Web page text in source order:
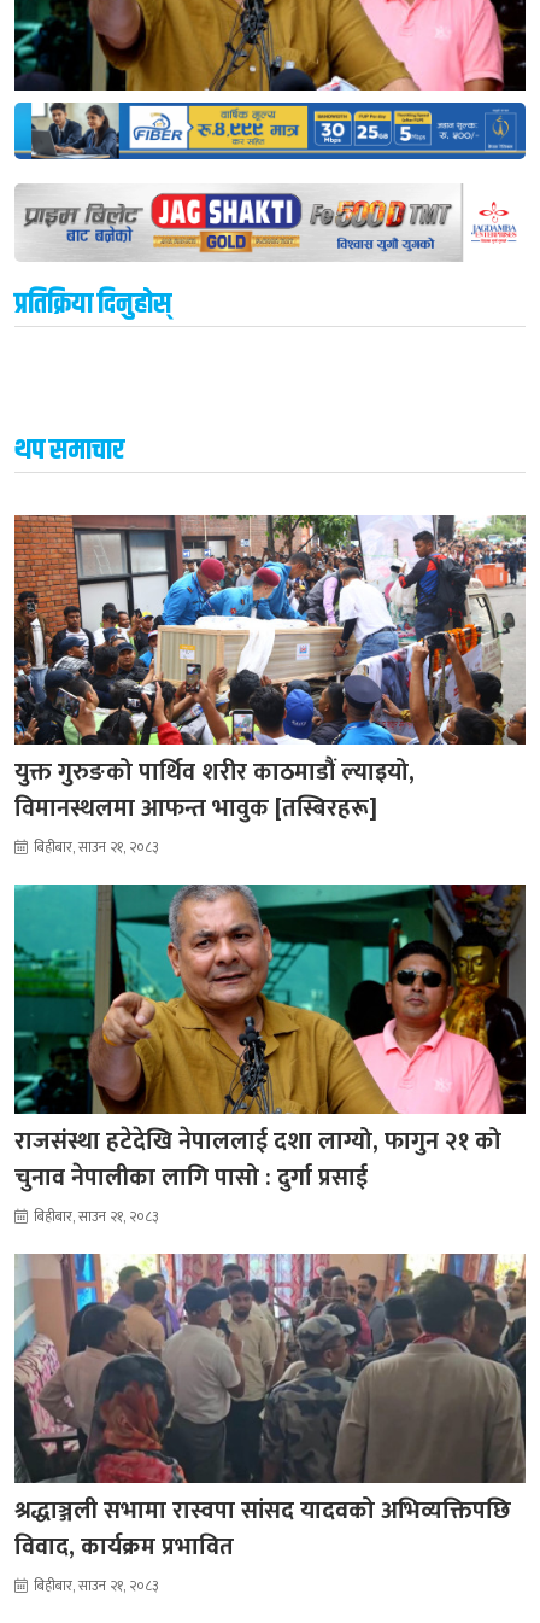
प्रतिक्रिया दिनुहोस्
थप समाचार
युक्त गुरुङको पार्थिव शरीर काठमाडौं ल्याइयो,
विमानस्थलमा आफन्त भावुक [तस्बिरहरू]
बिहीबार, साउन २१, २०८३
राजसंस्था हटेदेखि नेपाललाई दशा लाग्यो, फागुन २१ को
चुनाव नेपालीका लागि पासो : दुर्गा प्रसाई
बिहीबार, साउन २१, २०८३
श्रद्धाञ्जली सभामा रास्वपा सांसद यादवको अभिव्यक्तिपछि
विवाद, कार्यक्रम प्रभावित
बिहीबार, साउन २१, २०८३